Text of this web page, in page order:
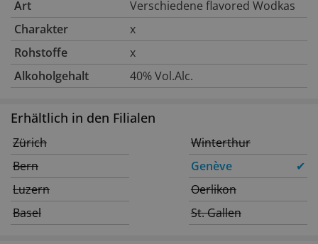
Art
Verschiedene flavored Wodkas
Charakter
x
Rohstoffe
x
Alkoholgehalt
40% Vol.Alc.
Erhältlich in den Filialen
Zürich
Bern
Luzern
Basel
Winterthur
Genève
✔
Oerlikon
St. Gallen